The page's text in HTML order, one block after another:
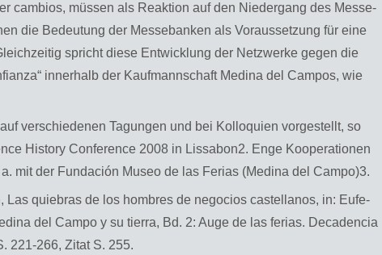
cam­bi­os, müs­sen als Re­ak­ti­on auf den Nie­der­gang des Mes­se­
die Be­deu­tung der Mes­se­ban­ken als Vor­aus­set­zung für eine
spricht diese Ent­wick­lung der Netz­wer­ke gegen die
in­ner­halb der Kauf­mann­schaft Me­di­na del Cam­pos, wie
ver­schie­de­nen Ta­gun­gen und bei Kol­lo­qui­en vor­ge­stellt, so
His­to­ry Con­fe­rence 2008 in Lis­s­abon2. Enge Ko­ope­ra­tio­nen
mit der Fund­a­ción Museo de las Fe­ri­as (Me­di­na del Campo)3.
quieb­ras de los hom­bres de ne­go­ci­os cas­tel­la­nos, in: Euf­e­
del Campo y su tier­ra, Bd. 2: Auge de las fe­ri­as. Deca­den­cia
221-266, Zitat S. 255.